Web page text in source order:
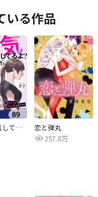
いる作品
パパ、浮気してるよ？娘と二人でクズ夫を捨てます【分冊版】
恋と弾丸
257.8万